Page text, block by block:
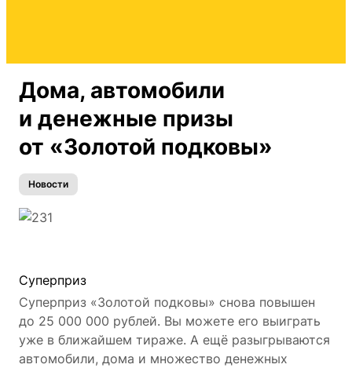
Дома, автомобили
и денежные призы
от «Золотой подковы»
Новости
Cуперприз
Суперприз «Золотой подковы» снова повышен
до 25 000 000 рублей. Вы можете его выиграть
уже в ближайшем тираже. А ещё разыгрываются
автомобили, дома и множество денежных